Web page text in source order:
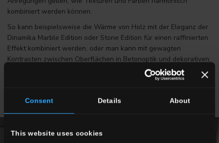
Consent Details About
This website uses cookies
kombiniert werden können.
So kann beispielsweise die Wärme von Holz mit der Eleganz der
Dinamika Marble Edition oder Stone Edition für einen raffinierten
Effekt kombiniert werden, oder man kann mit gewagten
Kontrasten zwischen Oberflächen in Betonoptik und dekorativen,